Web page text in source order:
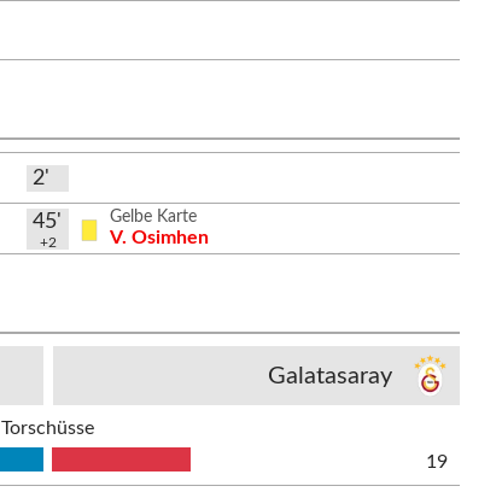
2'
45'
+2
Gelbe Karte
V. Osimhen
Galatasaray
Torschüsse
19